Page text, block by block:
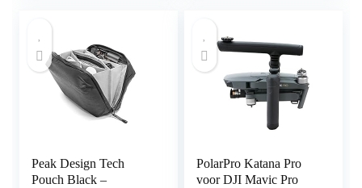
Peak Design Tech
Pouch Black –
PolarPro Katana Pro
voor DJI Mavic Pro